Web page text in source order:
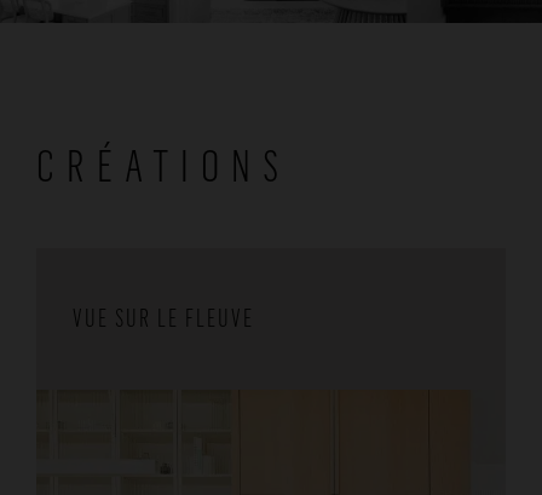
CRÉATIONS
VUE SUR LE FLEUVE